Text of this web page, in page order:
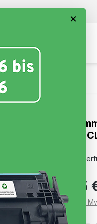
DR-
Sofort
63,75
Preise inkl.
×